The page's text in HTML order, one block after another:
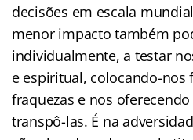
decisões em escala
menor impacto também
individualmente, a testar
e espiritual, colocando-nos
fraquezas e nos
transpô-las. É na